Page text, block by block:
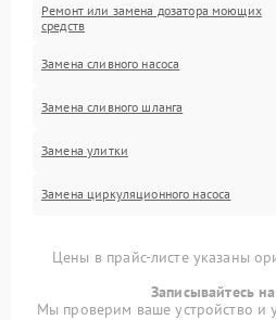
Ремонт или замена дозатора моющих
средств
Замена сливного насоса
Замена сливного шланга
Замена улитки
Замена циркуляционного насоса
Цены в прайс-листе указаны
Записывайтесь
Мы проверим ваше устройство и